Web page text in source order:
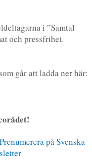
i ”Samtal
och pressfrihet.
går att ladda ner här:
Prenumerera på Svenska